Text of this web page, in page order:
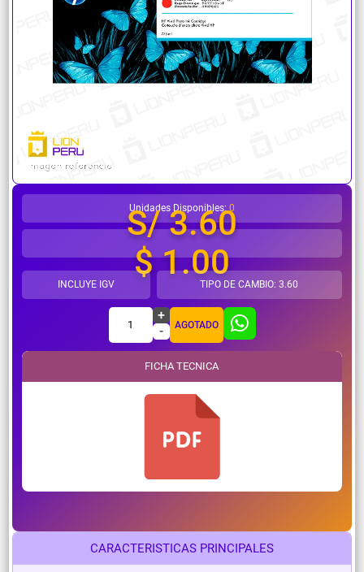
SOY NUEVO
¿Necesitas ayuda?
CARACTERISTICAS PRINCIPALES
Unidades Disponibles:0
S/ 3.60
$ 1.00
INCLUYE IGV TIPO DE CAMBIO: 3.60
1
+
-
AGOTADO
FICHA TECNICA